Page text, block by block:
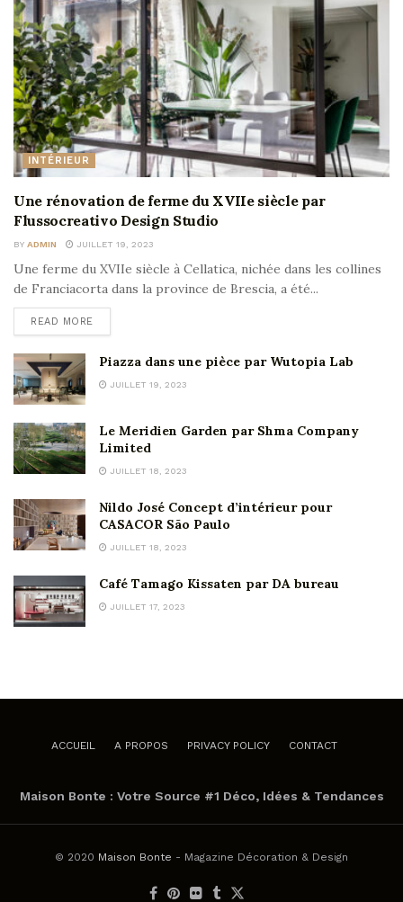
INTÉRIEUR
Une rénovation de ferme du XVIIe siècle par
Flussocreativo Design Studio
BY ADMIN JUILLET 19, 2023
Une ferme du XVIIe siècle à Cellatica, nichée dans les collines
de Franciacorta dans la province de Brescia, a été...
READ MORE
Piazza dans une pièce par Wutopia Lab
JUILLET 19, 2023
Le Meridien Garden par Shma Company
Limited
JUILLET 18, 2023
Nildo José Concept d’intérieur pour
CASACOR São Paulo
JUILLET 18, 2023
Café Tamago Kissaten par DA bureau
JUILLET 17, 2023
ACCUEIL A PROPOS PRIVACY POLICY CONTACT
Maison Bonte : Votre Source #1 Déco, Idées & Tendances
© 2020 Maison Bonte - Magazine Décoration & Design